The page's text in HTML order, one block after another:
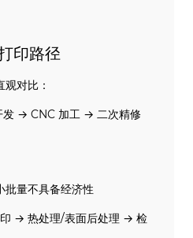
印路径
对比：
→ CNC 加工 → 二次精修
批量不具备经济性
→ 热处理/表面后处理 → 检